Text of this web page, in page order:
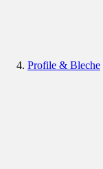
Profile & Bleche